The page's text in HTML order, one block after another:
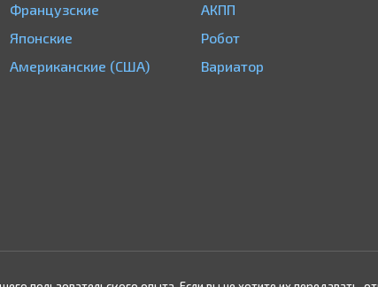
Французские
Японские
Американские (США)
АКПП
Робот
Вариатор